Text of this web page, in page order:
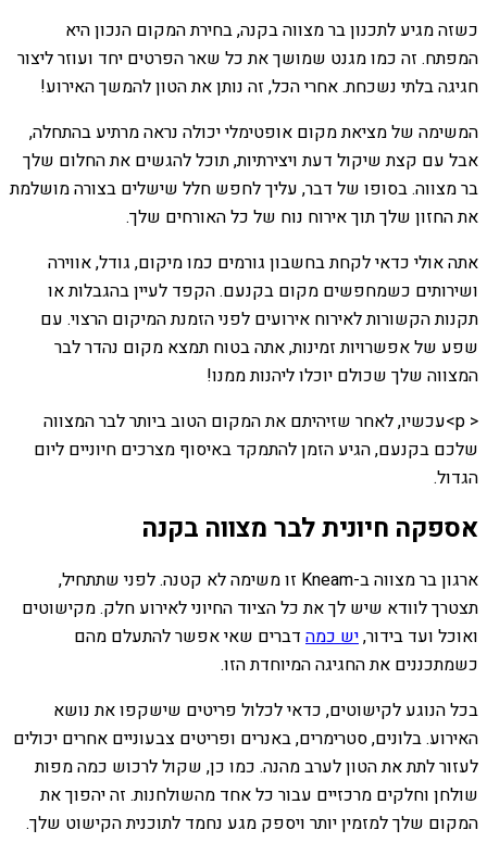
כשזה מגיע לתכנון בר מצווה בקנה, בחירת המקום הנכון היא
המפתח. זה כמו מגנט שמושך את כל שאר הפרטים יחד ועוזר ליצור
חגיגה בלתי נשכחת. אחרי הכל, זה נותן את הטון להמשך האירוע!
המשימה של מציאת מקום אופטימלי יכולה נראה מרתיע בהתחלה,
אבל עם קצת שיקול דעת ויצירתיות, תוכל להגשים את החלום שלך
בר מצווה. בסופו של דבר, עליך לחפש חלל שישלים בצורה מושלמת
את החזון שלך תוך אירוח נוח של כל האורחים שלך.
אתה אולי כדאי לקחת בחשבון גורמים כמו מיקום, גודל, אווירה
ושירותים כשמחפשים מקום בקנעם. הקפד לעיין בהגבלות או
תקנות הקשורות לאירוח אירועים לפני הזמנת המיקום הרצוי. עם
שפע של אפשרויות זמינות, אתה בטוח תמצא מקום נהדר לבר
המצווה שלך שכולם יוכלו ליהנות ממנו!
< p>עכשיו, לאחר שזיהיתם את המקום הטוב ביותר לבר המצווה
שלכם בקנעם, הגיע הזמן להתמקד באיסוף מצרכים חיוניים ליום
הגדול.
אספקה חיונית לבר מצווה בקנה
ארגון בר מצווה ב-Kneam זו משימה לא קטנה. לפני שתתחיל,
תצטרך לוודא שיש לך את כל הציוד החיוני לאירוע חלק. מקישוטים
ואוכל ועד בידור,יש כמה דברים שאי אפשר להתעלם מהם
כשמתכננים את החגיגה המיוחדת הזו.
בכל הנוגע לקישוטים, כדאי לכלול פריטים שישקפו את נושא
האירוע. בלונים, סטרימרים, באנרים ופריטים צבעוניים אחרים יכולים
לעזור לתת את הטון לערב מהנה. כמו כן, שקול לרכוש כמה מפות
שולחן וחלקים מרכזיים עבור כל אחד מהשולחנות. זה יהפוך את
המקום שלך למזמין יותר ויספק מגע נחמד לתוכנית הקישוט שלך.